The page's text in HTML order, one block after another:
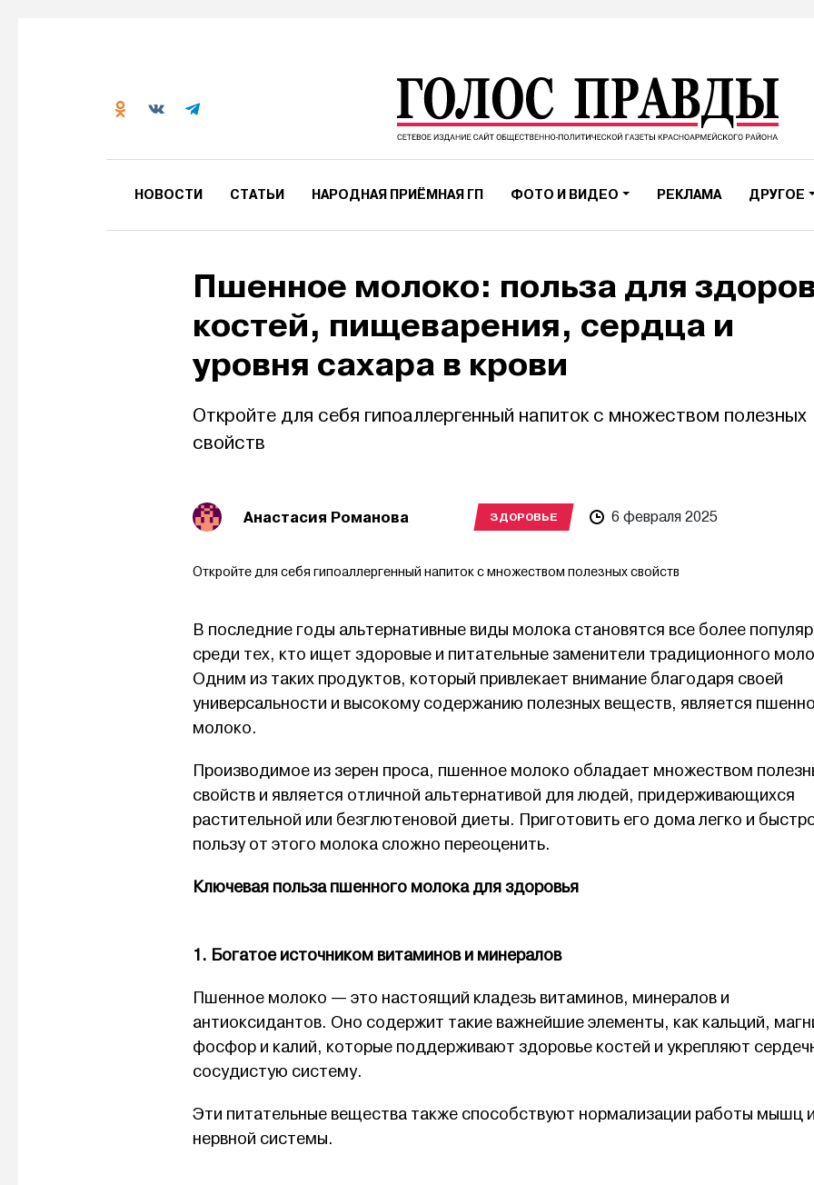
НОВОСТИ СТАТЬИ НАРОДНАЯ ПРИЁМНАЯ ГП ФОТО И ВИДЕО РЕКЛАМА ДРУГОЕ
Пшенное молоко: польза для
костей, пищеварения, сердца и
уровня сахара в крови
Откройте для себя гипоаллергенный напиток с множеством полезных
свойств
Анастасия Романова ЗДОРОВЬЕ 6 февраля 2025
Откройте для себя гипоаллергенный напиток с множеством полезных свойств
В последние годы альтернативные виды молока становятся все более
среди тех, кто ищет здоровые и питательные заменители традиционного
Одним из таких продуктов, который привлекает внимание благодаря своей
универсальности и высокому содержанию полезных веществ, является
молоко.
Производимое из зерен проса, пшенное молоко обладает множеством
свойств и является отличной альтернативой для людей, придерживающихся
растительной или безглютеновой диеты. Приготовить его дома легко и
пользу от этого молока сложно переоценить.
Ключевая польза пшенного молока для здоровья
1. Богатое источником витаминов и минералов
Пшенное молоко — это настоящий кладезь витаминов, минералов и
антиоксидантов. Оно содержит такие важнейшие элементы, как кальций,
фосфор и калий, которые поддерживают здоровье костей и укрепляют
сосудистую систему.
Эти питательные вещества также способствуют нормализации работы мышц
нервной системы.